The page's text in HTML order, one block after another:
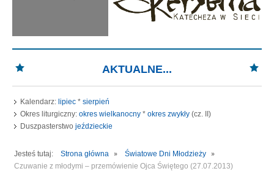
AKTUALNE...
Kalendarz: lipiec * sierpień
Okres liturgiczny: okres wielkanocny * okres zwykły (cz. II)
Duszpasterstwo jeździeckie
Jesteś tutaj: Strona główna
Światowe Dni Młodzieży
Czuwanie z młodymi – przemówienie Ojca Świętego (27.07.2013)